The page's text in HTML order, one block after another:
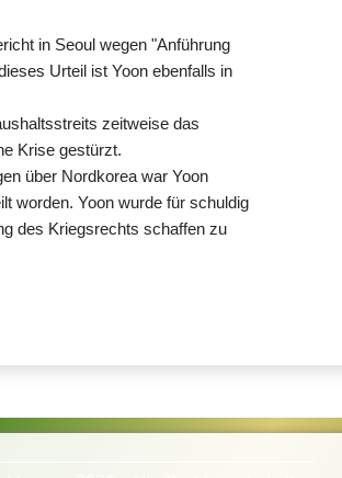
in Seoul wegen "Anführung
Urteil ist Yoon ebenfalls in
zeitweise das
Krise gestürzt.
über Nordkorea war Yoon
worden. Yoon wurde für schuldig
des Kriegsrechts schaffen zu